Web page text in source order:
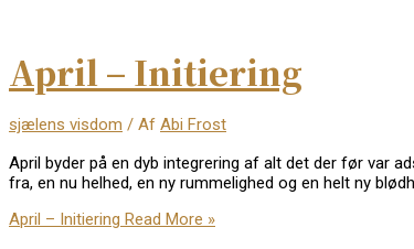
April – Initiering
sjælens visdom / Af Abi Frost
April byder på en dyb integrering af alt det der før var
fra, en nu helhed, en ny rummelighed og en helt ny
April – Initiering Read More »